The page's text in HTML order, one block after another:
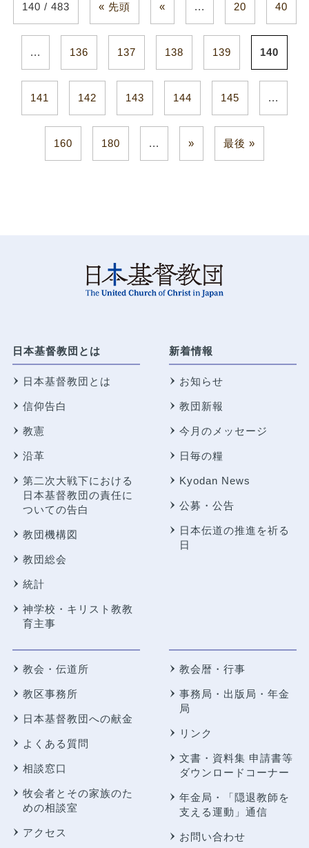
140 / 483 « 先頭 « ... 20 40
... 136 137 138 139 140
141 142 143 144 145 ...
160 180 ... » 最後 »
日本基督教団とは
日本基督教団とは
信仰告白
教憲
沿革
第二次大戦下における
日本基督教団の責任に
ついての告白
教団機構図
教団総会
統計
神学校・キリスト教教
育主事
新着情報
お知らせ
教団新報
今月のメッセージ
日毎の糧
Kyodan News
公募・公告
日本伝道の推進を祈る
日
教会・伝道所
教区事務所
日本基督教団への献金
よくある質問
相談窓口
牧会者とその家族のた
めの相談室
アクセス
教会暦・行事
事務局・出版局・年金
局
リンク
文書・資料集 申請書等
ダウンロードコーナー
年金局・
「隠退教師を
支える運動」通信
お問い合わせ